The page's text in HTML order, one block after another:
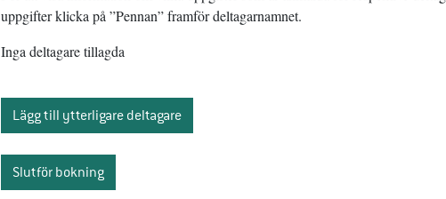
uppgifter klicka på ”Pennan” framför deltagarnamnet.
Inga deltagare tillagda
Lägg till ytterligare deltagare